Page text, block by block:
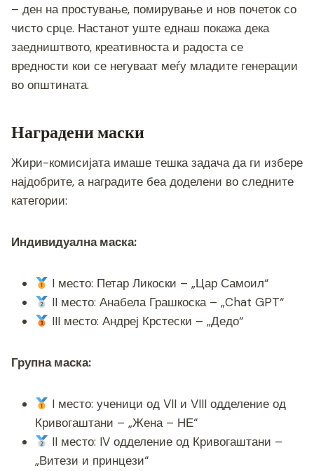
– ден на простување, помирување и нов почеток со
чисто срце. Настанот уште еднаш покажа дека
заедништвото, креативноста и радоста се
вредности кои се негуваат меѓу младите генерации
во општината.
Наградени маски
Жири-комисијата имаше тешка задача да ги избере
најдобрите, а наградите беа доделени во следните
категории:
Индивидуална маска:
I место: Петар Ликоски – „Цар Самоил“
II место: Анабела Грашкоска – „Chat GPT“
III место: Андреј Крстески – „Дедо“
Групна маска:
I место: ученици од VII и VIII одделение од
Кривогаштани – „Жена – НЕ“
II место: IV одделение од Кривогаштани –
„Витези и принцези“